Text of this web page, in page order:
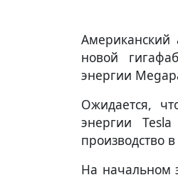
Американский
новой
энергии
Ожидается,
энергии
производство
На начальном